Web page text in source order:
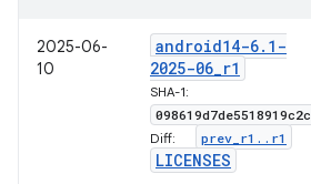
2025-06-
10
android14-6. 1-
2025-06_r1
SHA-1:
098619d7de5518919c2c
Diff: prev r1 . . r1
LICENSES